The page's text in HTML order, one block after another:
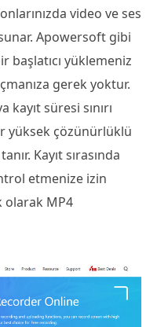
video ve ses
Apowersoft gibi
başlatıcı yüklemeniz
gerek yoktur.
süresi sınırı
yüksek çözünürlüklü
Kayıt sırasında
etmenize izin
olarak MP4